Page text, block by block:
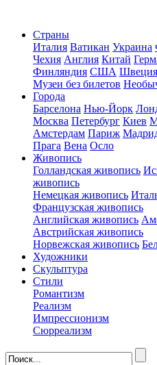
Страны
Италия Ватикан Украина
Чехия Англия Китай
Финляндия США Швеция
Музеи без билетов
Города
Барселона Нью-Йорк
Москва Петербург Киев
Амстердам Париж
Прага Вена Осло
Живопись
Голландская живопись
живопись
Немецкая живопись
Французская живопись
Английская живопись
Австрийская живопись
Норвежская живопись
Художники
Скульптура
Стили
Романтизм
Реализм
Импрессионизм
Сюрреализм